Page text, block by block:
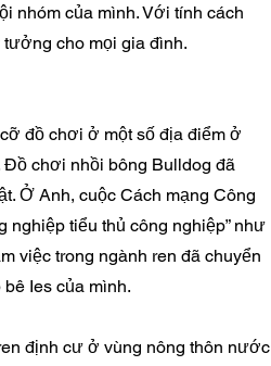
nhóm của mình. Với tính cách
cho mọi gia đình.
đồ chơi ở một số địa điểm ở
Đồ chơi nhồi bông Bulldog đã
Ở Anh, cuộc Cách mạng Công
nghiệp tiểu thủ công nghiệp” như
việc trong ngành ren đã chuyển
Ies của mình.
định cư ở vùng nông thôn nước